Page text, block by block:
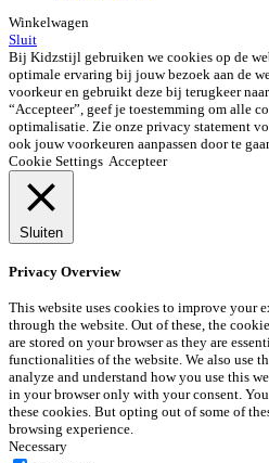
Winkelwagen
Sluit
Bij Kidzstijl gebruiken we cookies op de
optimale ervaring bij jouw bezoek aan de
voorkeur en gebruikt deze bij terugkeer
“Accepteer”, geef je toestemming om alle
optimalisatie. Zie onze privacy statement
ook jouw voorkeuren aanpassen door te
Cookie Settings Accepteer
Sluiten
Privacy Overview
This website uses cookies to improve your
through the website. Out of these, the
are stored on your browser as they are
functionalities of the website. We also use
analyze and understand how you use this
in your browser only with your consent.
these cookies. But opting out of some of
browsing experience.
Necessary